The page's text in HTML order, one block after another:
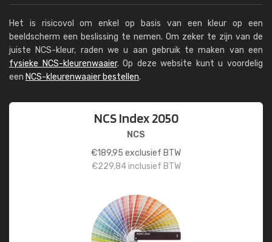
Het is risicovol om enkel op basis van een kleur op een
beeldscherm een beslissing te nemen. Om zeker te zijn van de
juiste NCS-kleur, raden we u aan gebruik te maken van een
fysieke NCS-kleurenwaaier. Op deze website kunt u voordelig
een NCS-kleurenwaaier bestellen.
NCS Index 2050
NCS
€189,95 exclusief BTW
€229,84inclusief BTW